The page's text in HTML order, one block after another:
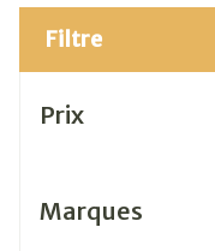
Filtre
Prix
Marques